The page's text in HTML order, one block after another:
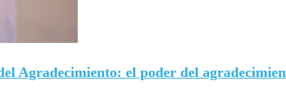
Agradecimiento: el poder del